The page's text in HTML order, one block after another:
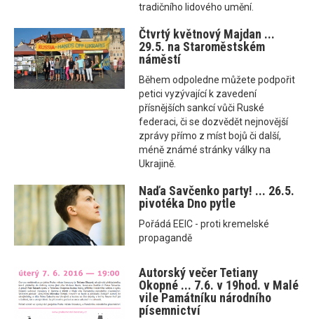
tradičního lidového umění.
Čtvrtý květnový Majdan ...
29.5. na Staroměstském
náměstí
Během odpoledne můžete podpořit
petici vyzývající k zavedení
přísnějších sankcí vůči Ruské
federaci, či se dozvědět nejnovější
zprávy přímo z míst bojů či další,
méně známé stránky války na
Ukrajině.
Naďa Savčenko party! ... 26.5.
pivotéka Dno pytle
Pořádá EEIC - proti kremelské
propagandě
Autorský večer Tetiany
Okopné ... 7.6. v 19hod. v Malé
vile Památníku národního
písemnictví